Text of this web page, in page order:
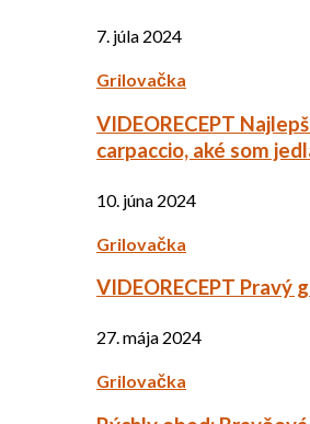
7. júla 2024
Grilovačka
VIDEORECEPT
carpaccio, aké som
10. júna 2024
Grilovačka
VIDEORECEPT Pravý
27. mája 2024
Grilovačka